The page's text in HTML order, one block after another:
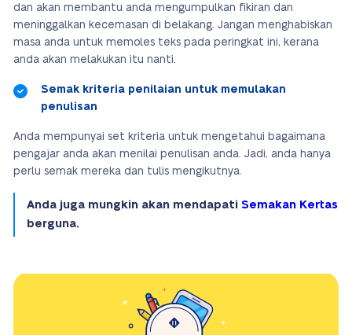
dan akan membantu anda mengumpulkan fikiran dan
meninggalkan kecemasan di belakang. Jangan menghabiskan
masa anda untuk memoles teks pada peringkat ini, kerana
anda akan melakukan itu nanti.
Semak kriteria penilaian untuk memulakan
penulisan
Anda mempunyai set kriteria untuk mengetahui bagaimana
pengajar anda akan menilai penulisan anda. Jadi, anda hanya
perlu semak mereka dan tulis mengikutnya.
Anda juga mungkin akan mendapati Semakan Kertas
berguna.